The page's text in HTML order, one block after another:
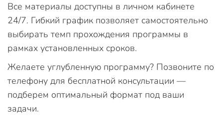
Все материалы доступны в личном кабинете
24/7. Гибкий график позволяет самостоятельно
выбирать темп прохождения программы в
рамках установленных сроков.
Желаете углубленную программу? Позвоните по
телефону для бесплатной консультации —
подберем оптимальный формат под ваши
задачи.